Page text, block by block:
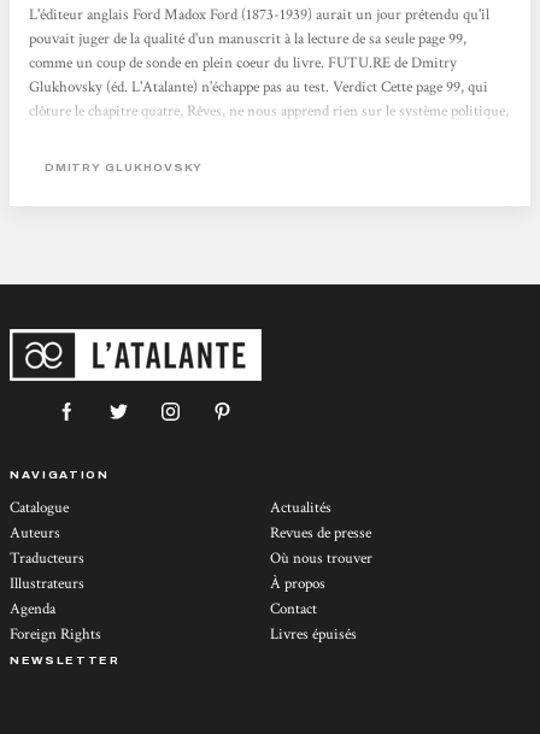
L'éditeur anglais Ford Madox Ford (1873-1939) aurait un jour prétendu qu'il
pouvait juger de la qualité d'un manuscrit à la lecture de sa seule page 99,
comme un coup de sonde en plein coeur du livre. FUTU.RE de Dmitry
Glukhovsky (éd. L'Atalante) n'échappe pas au test. Verdict Cette page 99, qui
clôture le chapitre quatre, Rêves, ne nous apprend rien sur le système politique,
Elle révèle, en revanche, un élément clef du livre: la pseudo-utopique société
DMITRY GLUKHOVSKY
NAVIGATION
Catalogue
Auteurs
Traducteurs
Illustrateurs
Agenda
Foreign Rights
Actualités
Revues de presse
Où nous trouver
À propos
Contact
Livres épuisés
NEWSLETTER